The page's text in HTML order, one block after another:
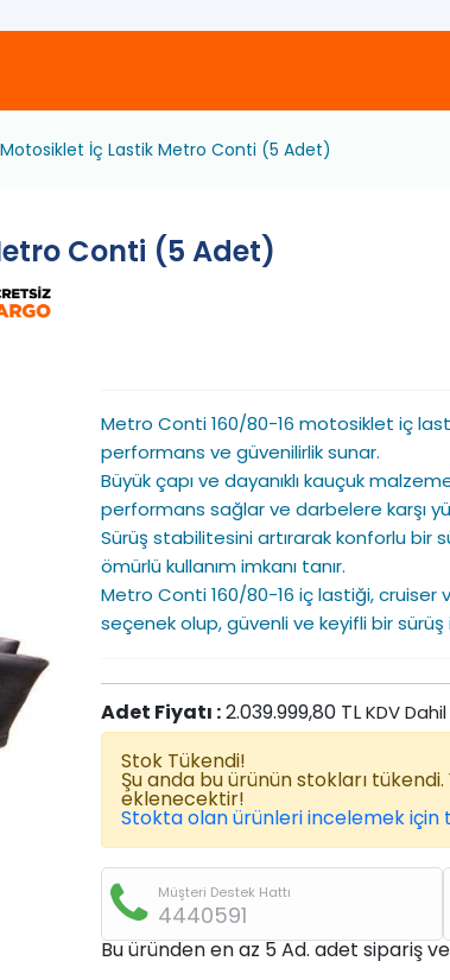
İç Lastik Metro Conti (5 Adet)
Conti (5 Adet)
Metro Conti 160/80-16 motosiklet iç
performans ve güvenilirlik sunar.
Büyük çapı ve dayanıklı kauçuk
performans sağlar ve darbelere karşı
Sürüş stabilitesini artırarak konforlu bir
ömürlü kullanım imkanı tanır.
Metro Conti 160/80-16 iç lastiği,
seçenek olup, güvenli ve keyifli bir
Adet Fiyatı :2.039.999,80 TLKDV Dahil
Stok Tükendi!
Şu anda bu ürünün stokları
eklenecektir!
Stokta olan ürünleri incelemek için
Müşteri Destek Hattı
4440591
Bu üründen en az 5 Ad. adet sipariş